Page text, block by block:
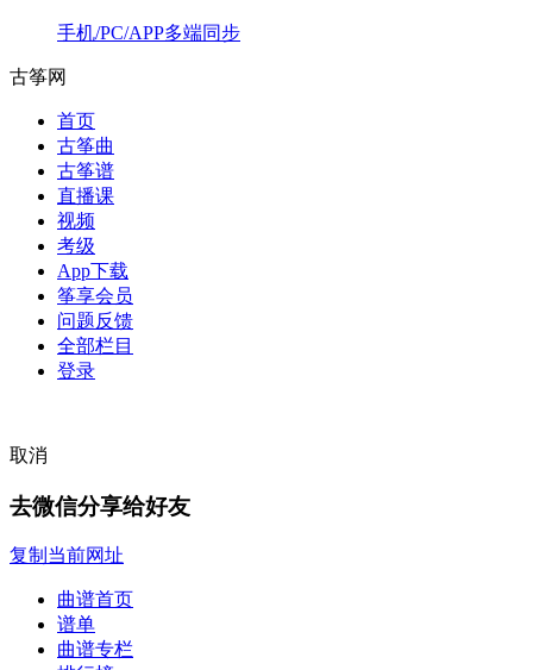
手机/PC/APP多端同步
古筝网
首页
古筝曲
古筝谱
直播课
视频
考级
App下载
筝享会员
问题反馈
全部栏目
登录
取消
去微信分享给好友
复制当前网址
曲谱首页
谱单
曲谱专栏